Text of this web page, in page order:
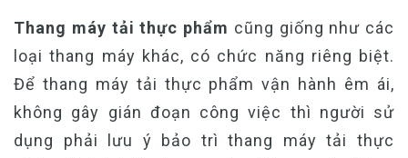
Thang máy tải thực phẩm cũng giống như các
loại thang máy khác, có chức năng riêng biệt.
Để thang máy tải thực phẩm vận hành êm ái,
không gây gián đoạn công việc thì người sử
dụng phải lưu ý bảo trì thang máy tải thực